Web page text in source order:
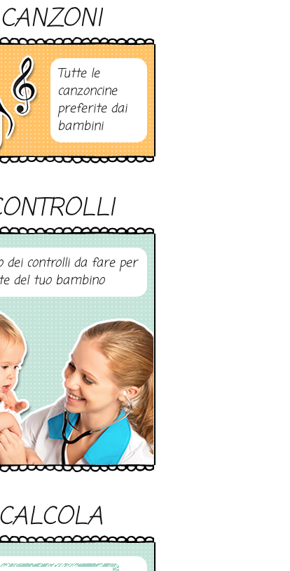
CANZONI
Tutte le
canzoncine
preferite dai
bambini
dei controlli da fare per
del tuo bambino
CALCOLA